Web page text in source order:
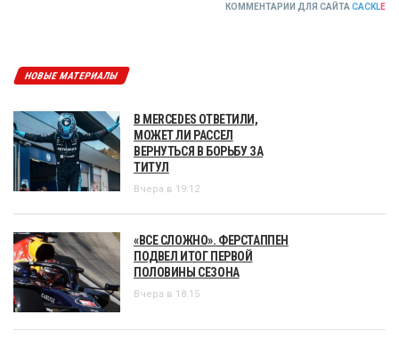
КОММЕНТАРИИ ДЛЯ САЙТА CACKLE
НОВЫЕ МАТЕРИАЛЫ
В MERCEDES ОТВЕТИЛИ,
МОЖЕТ ЛИ РАССЕЛ
ВЕРНУТЬСЯ В БОРЬБУ ЗА
ТИТУЛ
Вчера в 19:12
«ВСЕ СЛОЖНО». ФЕРСТАППЕН
ПОДВЕЛ ИТОГ ПЕРВОЙ
ПОЛОВИНЫ СЕЗОНА
Вчера в 18:15